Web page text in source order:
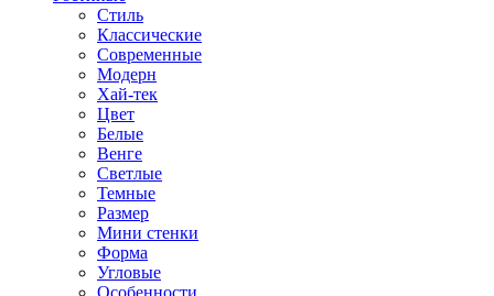
Стиль
Классические
Современные
Модерн
Хай-тек
Цвет
Белые
Венге
Светлые
Темные
Размер
Мини стенки
Форма
Угловые
Особенности